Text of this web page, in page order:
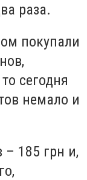
раза.
покупали
сегодня
немало и
– 185 грн и,